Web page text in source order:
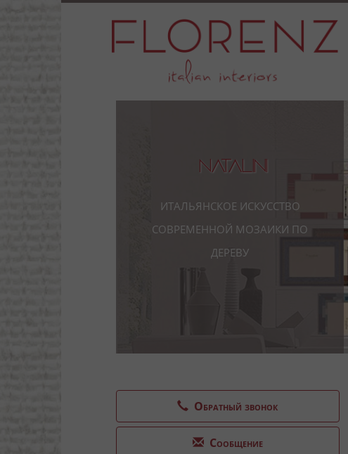
Natalini
Итальянское искусство
современной мозаики по
дереву
Обратный звонок
Сообщение